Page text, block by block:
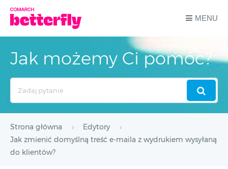
MENU
Jak możemy Ci pomóc?
Strona główna
Edytory
Jak zmienić domyślną treść e-maila z wydrukiem wysyłaną
do klientów?